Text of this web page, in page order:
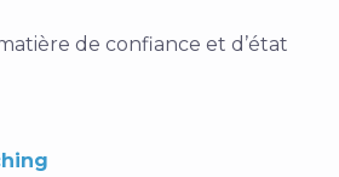
de confiance et d’état